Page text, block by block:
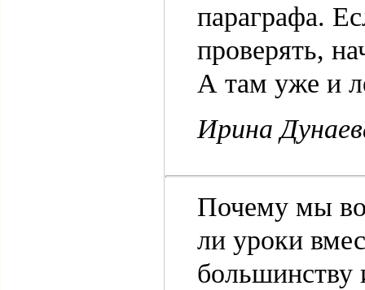
параграфа.
проверять,
А там уже и
Ирина
Почему мы
ли уроки
большинству